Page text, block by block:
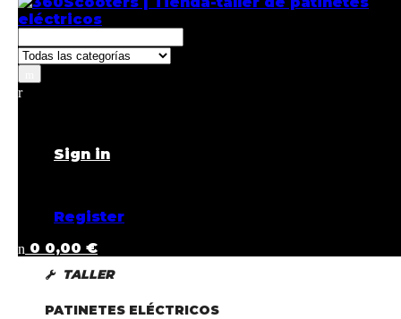
por:
Sign in
Register
0 0,00 €
TALLER
PATINETES ELÉCTRICOS